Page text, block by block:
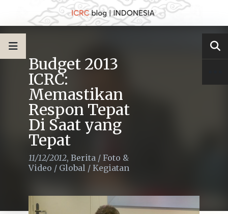
Budget 2013
ICRC:
Memastikan
Respon Tepat
Di Saat yang
Tepat
11/12/2012, Berita / Foto &
Video / Global / Kegiatan